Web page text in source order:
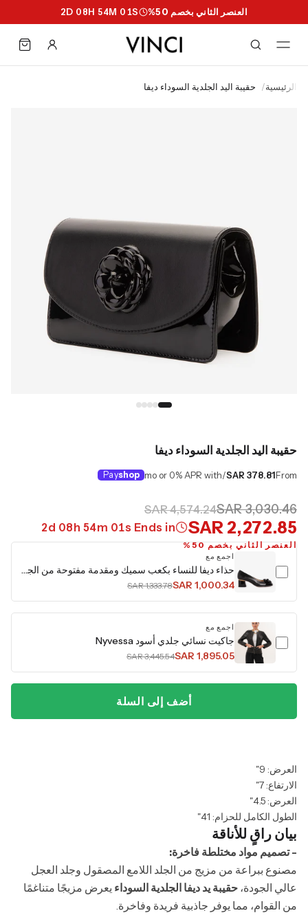
العنصر الثاني بخصم 50% 2D 08H 54M 00S
الرئيسية/ حقيبة اليد الجلدية السوداء ديفا
حقيبة اليد الجلدية السوداء ديفا
From
SAR 378.81
/mo or 0% APR with
shop
Pay
SAR 3,030.46
SAR 4,574.24
SAR 2,272.85
Ends in
2d 08h 54m 00s
العنصر الثاني بخصم 50%
اجمع مع
حذاء ديفا للنساء بكعب سميك ومقدمة مفتوحة من الجلد باللون الأسود
SAR 1,000.34
SAR 1,333.78
اجمع مع
جاكيت نسائي جلدي أسود Nyvessa
SAR 1,895.05
SAR 3,445.54
أضف إلى السلة
العرض: 9"
الارتفاع: 7"
العرض: 4.5"
الطول الكامل للحزام: 41"
بيان راقٍ للأناقة
- تصميم مواد مختلطة فاخرة:
مصنوع ببراعة من مزيج من الجلد اللامع المصقول وجلد العجل
عالي الجودة، حقيبة يد ديفا الجلدية السوداء يعرض مزيجًا متناغمًا
من القوام، مما يوفر جاذبية فريدة وفاخرة.